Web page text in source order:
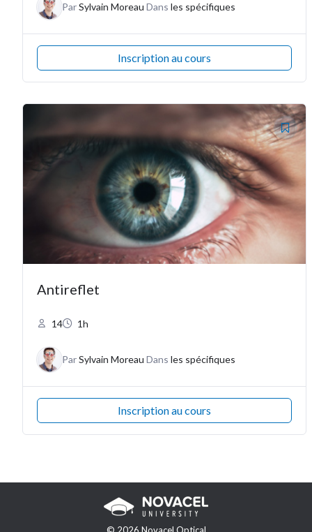
ParSylvain Moreau Dans les spécifiques
Inscription au cours
Antireflet
14 1h
ParSylvain Moreau Dans les spécifiques
Inscription au cours
© 2026 Novacel Optical